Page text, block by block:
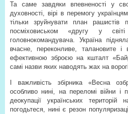
Та саме завдяки впевненості у
духовності, вірі в перемогу
тільки зруйнувати план рашистів
посміховиськом «другу у
головнокомандувача. Україна
вчасне, переконливе, талановите
ефективною зброєю на кшталт
самі назви яких наводять жах на
І важливість збірника «Весна
особливо нині, на переломі війни і
деокупації українських
погодьтеся, нині є резон